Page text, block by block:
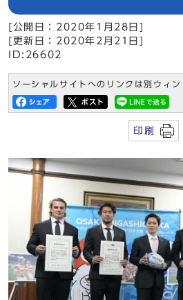
[公開日：2020年1月28日]
[更新日：2020年2月21日]
ID:26602
ソーシャルサイトへのリンクは別ウィン
印刷